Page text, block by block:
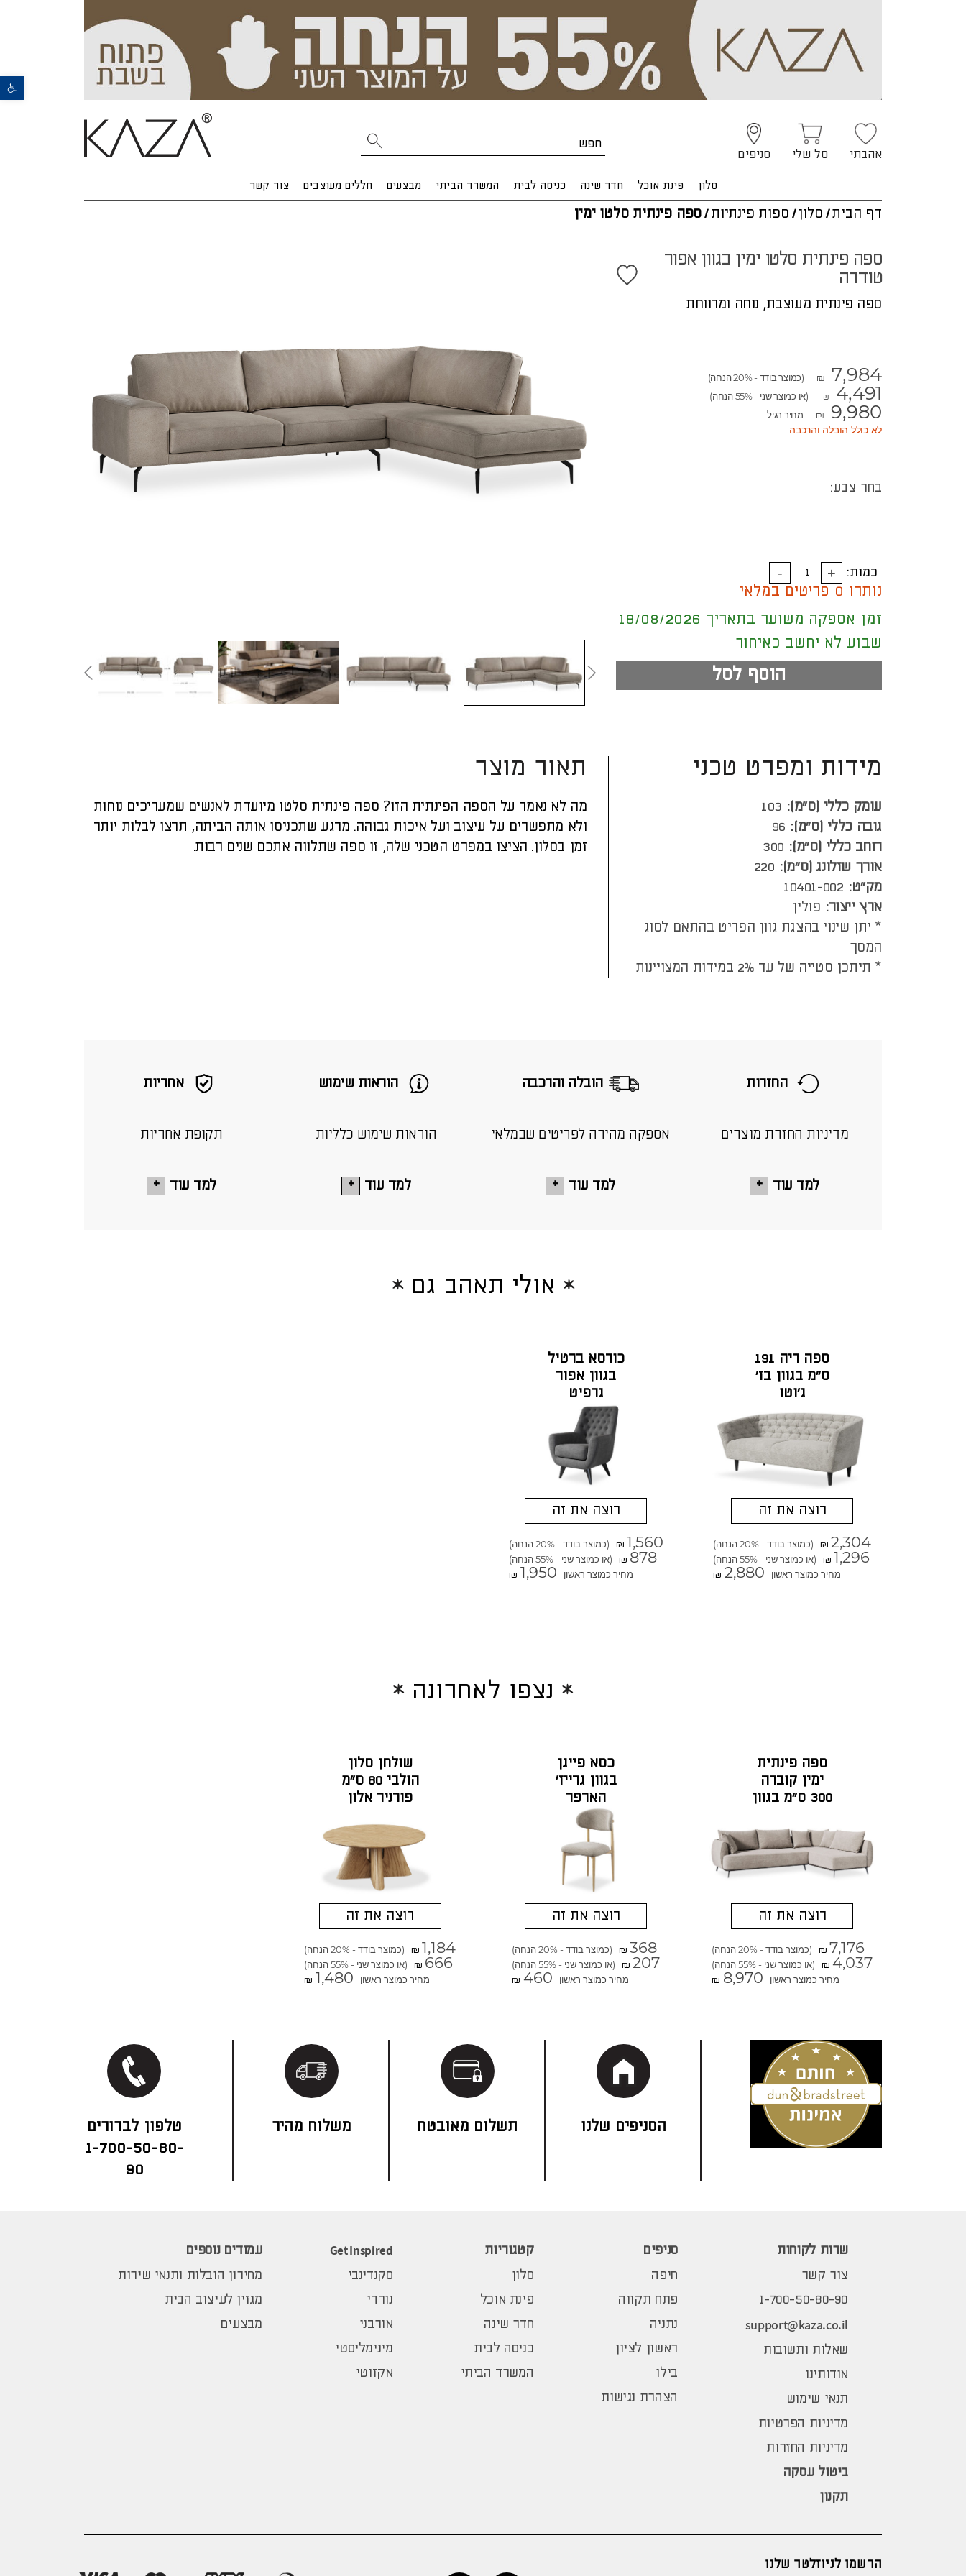
פתח סרגל נגישות
אהבתי סל שלי סניפים
סלון פינת אוכל חדר שינה כניסה לבית המשרד הביתי מבצעים חללים מעוצבים צור קשר
דף הבית/ סלון / ספות פינתיות/ספה פינתית סלטו ימין
ספה פינתית סלטו ימין בגוון אפור
טודרה
ספה פינתית מעוצבת, נוחה ומרווחת
₪ 7,984 (כמוצר בודד - 20% הנחה)
₪ 4,491 (או כמוצר שני - 55% הנחה)
₪ 9,980 מחיר רגיל
לא כולל הובלה והרכבה
בחר צבע:
כמות:
נותרו 0 פריטים במלאי
זמן אספקה משוער בתאריך 18/08/2026
שבוע לא יחשב כאיחור
הוסף לסל
תאור מוצר
מה לא נאמר על הספה הפינתית הזו? ספה פינתית סלטו מיועדת לאנשים שמעריכים נוחות
ולא מתפשרים על עיצוב ועל איכות גבוהה. מרגע שתכניסו אותה הביתה, תרצו לבלות יותר
זמן בסלון. הציצו במפרט הטכני שלה, זו ספה שתלווה אתכם שנים רבות.
מידות ומפרט טכני
עומק כללי (ס”מ): 103
גובה כללי (ס”מ): 96
רוחב כללי (ס”מ): 300
אורך שזלונג (ס"מ): 220
מק"ט: 10401-002
ארץ ייצור: פולין
* יתן שינוי בהצגת גוון הפריט בהתאם לסוג
המסך
* תיתכן סטייה של עד 2% במידות המצויינות
אחריות
תקופת אחריות
למד עוד
הוראות שימוש
הוראות שימוש כלליות
למד עוד
הובלה והרכבה
אספקה מהירה לפריטים שבמלאי
למד עוד
החזרות
מדיניות החזרת מוצרים
למד עוד
אולי תאהב גם
ספה ריה 191
ס"מ בגוון בז'
ג'וטו
רוצה את זה
₪ 2,304 (כמוצר בודד - 20% הנחה)
₪ 1,296
(או כמוצר שני - 55% הנחה)
מחיר כמוצר ראשון
₪ 2,880
כורסא ברטיל
בגוון אפור
גרפיט
רוצה את זה
₪ 1,560 (כמוצר בודד - 20% הנחה)
₪ 878
(או כמוצר שני - 55% הנחה)
מחיר כמוצר ראשון
₪ 1,950
נצפו לאחרונה
ספה פינתית
ימין קוברה
300 ס"מ בגוון
רוצה את זה
₪ 7,176 (כמוצר בודד - 20% הנחה)
₪ 4,037
(או כמוצר שני - 55% הנחה)
מחיר כמוצר ראשון
₪ 8,970
כסא פייגן
בגוון גרייז'
הארפר
רוצה את זה
₪ 368 (כמוצר בודד - 20% הנחה)
₪ 207
(או כמוצר שני - 55% הנחה)
מחיר כמוצר ראשון
₪ 460
שולחן סלון
הולבי 80 ס"מ
פורניר אלון
רוצה את זה
₪ 1,184 (כמוצר בודד - 20% הנחה)
₪ 666
(או כמוצר שני - 55% הנחה)
מחיר כמוצר ראשון
₪ 1,480
הסניפים שלנו תשלום מאובטח משלוח מהיר
1-700-50-80-
90
שרות לקוחות
צור קשר
1-700-50-80-90
support@kaza.co.il
שאלות ותשובות
אודותינו
תנאי שימוש
מדיניות הפרטיות
מדיניות החזרות
ביטול עסקה
תקנון
סניפים
חיפה
פתח תקווה
נתניה
ראשון לציון
בילו
הצהרת נגישות
קטגוריות
סלון
פינת אוכל
חדר שינה
כניסה לבית
המשרד הביתי
Get Inspired
סקנדינבי
נורדי
אורבני
מינימליסטי
אקזוטי
עמודים נוספים
מחירון הובלות ותנאי שירות
מגזין לעיצוב הבית
מבצעים
הרשמו לניוזלטר שלנו